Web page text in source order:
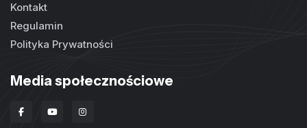
Kontakt
Regulamin
Polityka Prywatności
Media społecznościowe